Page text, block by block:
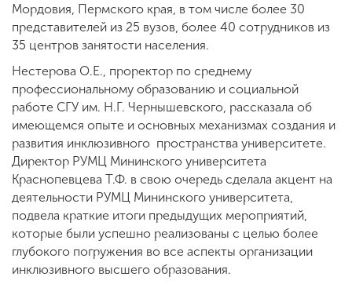
Мордовия, Пермского края, в том числе более 30
представителей из 25 вузов, более 40 сотрудников из
35 центров занятости населения.
Нестерова О.Е., проректор по среднему
профессиональному образованию и социальной
работе СГУ им. Н.Г. Чернышевского, рассказала об
имеющемся опыте и основных механизмах создания и
развития инклюзивного пространства университете.
Директор РУМЦ Мининского университета
Краснопевцева Т.Ф. в свою очередь сделала акцент на
деятельности РУМЦ Мининского университета,
подвела краткие итоги предыдущих мероприятий,
которые были успешно реализованы с целью более
глубокого погружения во все аспекты организации
инклюзивного высшего образования.